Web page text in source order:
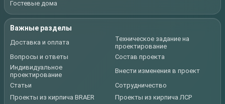
Гостевые дома
Важные разделы
Доставка и оплата
Техническое задание на
проектирование
Вопросы и ответы
Состав проекта
Индивидуальное
проектирование
Внести изменения в проект
Статьи
Сотрудничество
Проекты из кирпича BRAER
Проекты из кирпича ЛСР